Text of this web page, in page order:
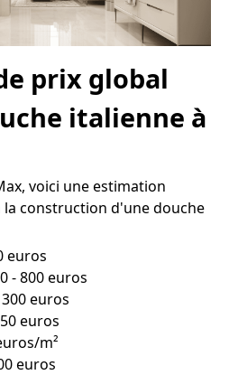
prix global
italienne à
voici une estimation
la construction d'une douche
euros
- 800 euros
euros
euros
m²
euros